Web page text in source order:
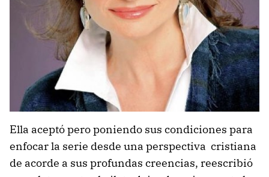
Ella aceptó pero poniendo sus condiciones para
enfocar la serie desde una perspectiva cristiana
de acorde a sus profundas creencias, reescribió